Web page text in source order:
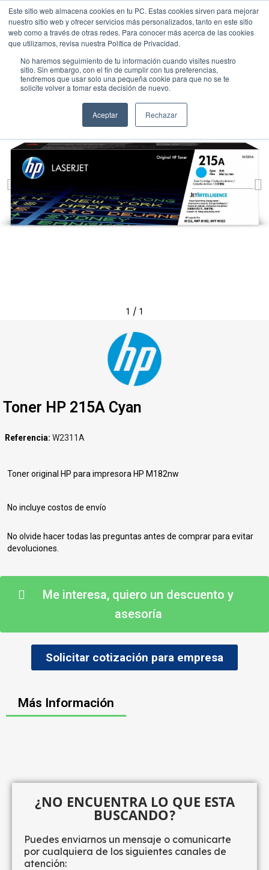
Este sitio web almacena cookies en tu PC. Estas cookies sirven para mejorar
nuestro sitio web y ofrecer servicios más personalizados, tanto en este sitio
web como a través de otras redes. Para conocer más acerca de las cookies
que utilizamos, revisa nuestra Política de Privacidad.
No haremos seguimiento de tu información cuando visites nuestro
sitio. Sin embargo, con el fin de cumplir con tus preferencias,
tendremos que usar solo una pequeña cookie para que no se te
solicite volver a tomar esta decisión de nuevo.
Aceptar Rechazar
1 / 1
Toner HP 215A Cyan
Referencia W2311A
Toner original HP para impresora HP M182nw
No incluye costos de envío
No olvide hacer todas las preguntas antes de comprar para evitar
devoluciones.
Me interesa, quiero un descuento y
asesoría
Solicitar cotización para empresa
Más Información
¿NO ENCUENTRA LO QUE ESTA
BUSCANDO?
Puedes enviarnos un mensaje o comunicarte
por cualquiera de los siguientes canales de
atención: